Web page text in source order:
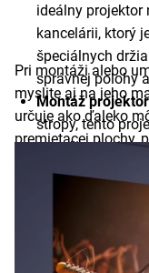
ideálny projektor
kancelárii, ktorý
špeciálnych
správnej polohy
Montáž
stropy, tento
pretože vám
alebo poličke.
Prenosné mini
projektora má
vďaka čomu si
(napríklad na
Pri montáži alebo
myslite aj na jeho
určuje ako ďaleko
premietacej plochy,
obraz. Pri výbere
veľkosť miestnosti,
zo vzdialenosti